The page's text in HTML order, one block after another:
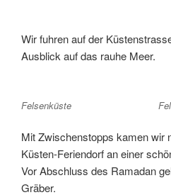
Wir fuhren auf der
Ausblick auf das rauhe Meer.
Felsenküste
Mit Zwischenstopps kamen wir
Küsten-Feriendorf an einer
Vor Abschluss des Ramadan
Gräber.